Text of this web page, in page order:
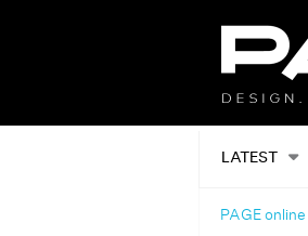
LATEST
PAGE online